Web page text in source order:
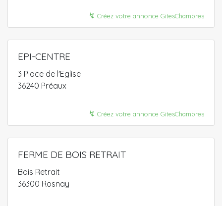
↯ Créez votre annonce GitesChambres
EPI-CENTRE
3 Place de l'Eglise
36240 Préaux
↯ Créez votre annonce GitesChambres
FERME DE BOIS RETRAIT
Bois Retrait
36300 Rosnay